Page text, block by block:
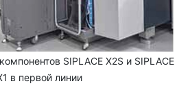
SIPLACE X2S и SIPLACE
в первой линии